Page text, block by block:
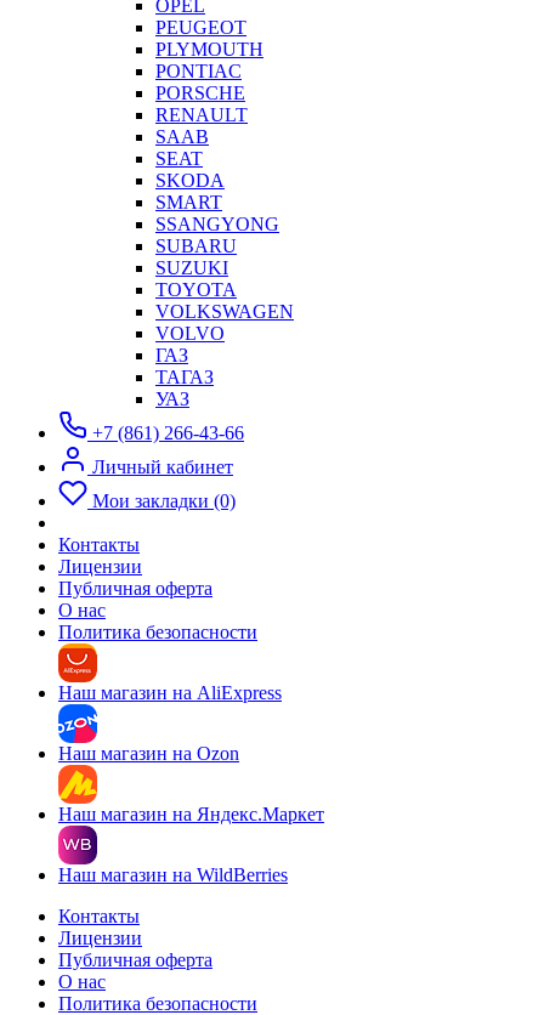
OPEL
PEUGEOT
PLYMOUTH
PONTIAC
PORSCHE
RENAULT
SAAB
SEAT
SKODA
SMART
SSANGYONG
SUBARU
SUZUKI
TOYOTA
VOLKSWAGEN
VOLVO
ГАЗ
ТАГАЗ
УАЗ
+7 (861) 266-43-66
Личный кабинет
Мои закладки (0)
Контакты
Лицензии
Публичная оферта
О нас
Политика безопасности
Наш магазин на AliExpress
Наш магазин на Ozon
Наш магазин на Яндекс.Маркет
Наш магазин на WildBerries
Контакты
Лицензии
Публичная оферта
О нас
Политика безопасности